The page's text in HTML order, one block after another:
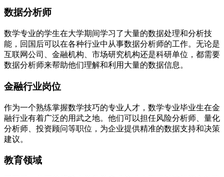
数据分析师
数学专业的学生在大学期间学习了大量的数据处理和分析技
能，回国后可以在各种行业中从事数据分析师的工作。无论是
互联网公司、金融机构、市场研究机构还是科研单位，都需要
数据分析师来帮助他们理解和利用大量的数据信息。
金融行业岗位
作为一个熟练掌握数学技巧的专业人才，数学专业毕业生在金
融行业有着广泛的用武之地。他们可以担任风险分析师、量化
分析师、投资顾问等职位，为企业提供精准的数据支持和决策
建议。
教育领域